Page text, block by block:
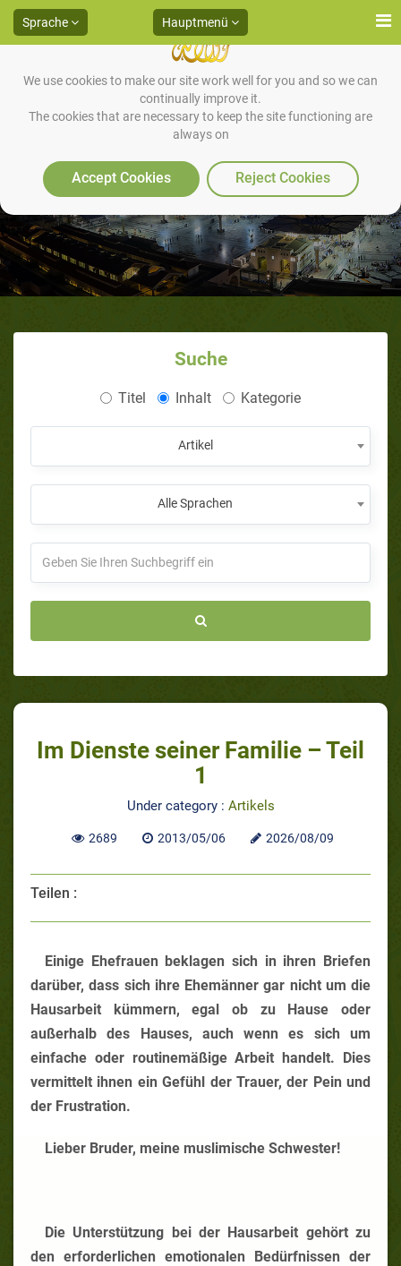
We use cookies to make our site work well for you and so we can
continually improve it.
The cookies that are necessary to keep the site functioning are
always on
Accept Cookies Reject Cookies
Sprache Hauptmenü
Im Dienste seiner Familie – Teil 1
Suche
Titel Inhalt Kategorie
Artikel
Alle Sprachen
Im Dienste seiner Familie – Teil
1
Under category : Artikels
2689 2013/05/06 2026/08/09
Teilen :
Einige Ehefrauen beklagen sich in ihren Briefen
darüber, dass sich ihre Ehemänner gar nicht um die
Hausarbeit kümmern, egal ob zu Hause oder
außerhalb des Hauses, auch wenn es sich um
einfache oder routinemäßige Arbeit handelt. Dies
vermittelt ihnen ein Gefühl der Trauer, der Pein und
der Frustration.
Lieber Bruder, meine muslimische Schwester!
Die Unterstützung bei der Hausarbeit gehört zu
den erforderlichen emotionalen Bedürfnissen der